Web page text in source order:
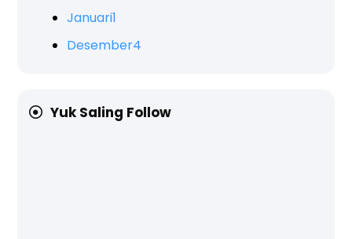
Januari1
Desember4
Yuk Saling Follow